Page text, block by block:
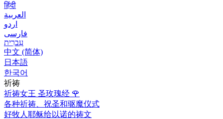
हिंदी
العربية
اردو
فارسی
עִברִית
中文 (简体)
日本語
한국어
祈祷
祈祷女王 圣玫瑰经 🌹
各种祈祷、祝圣和驱魔仪式
好牧人耶稣给以诺的祷文